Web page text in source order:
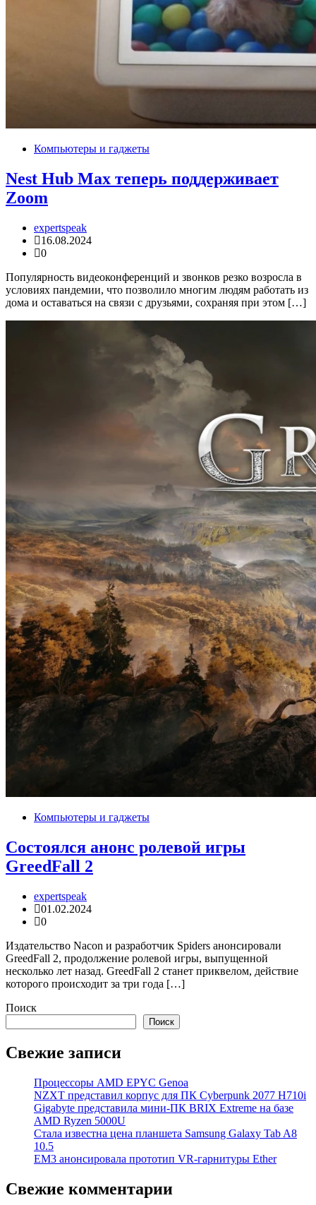
Компьютеры и гаджеты
Nest Hub Max теперь поддерживает
Zoom
expertspeak
16.08.2024
0
Популярность видеоконференций и звонков резко возросла в
условиях пандемии, что позволило многим людям работать из
дома и оставаться на связи с друзьями, сохраняя при этом […]
Компьютеры и гаджеты
Состоялся анонс ролевой игры
GreedFall 2
expertspeak
01.02.2024
0
Издательство Nacon и разработчик Spiders анонсировали
GreedFall 2, продолжение ролевой игры, выпущенной
несколько лет назад. GreedFall 2 станет приквелом, действие
которого происходит за три года […]
Поиск
Поиск
Свежие записи
Процессоры AMD EPYC Genoa
NZXT представил корпус для ПК Cyberpunk 2077 H710i
Gigabyte представила мини-ПК BRIX Extreme на базе
AMD Ryzen 5000U
Стала известна цена планшета Samsung Galaxy Tab A8
10.5
EM3 анонсировала прототип VR-гарнитуры Ether
Свежие комментарии